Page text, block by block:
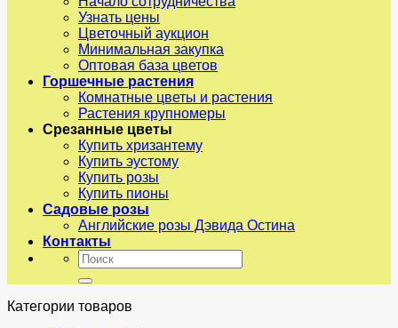
Узнать цены
Цветочный аукцион
Минимальная закупка
Оптовая база цветов
Горшечные растения
Комнатные цветы и растения
Растения крупномеры
Срезанные цветы
Купить хризантему
Купить эустому
Купить розы
Купить пионы
Садовые розы
Английские розы Дэвида Остина
Контакты
Искать:
Категории товаров